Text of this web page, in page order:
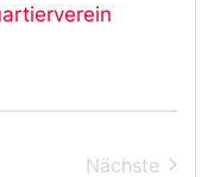
Nächste